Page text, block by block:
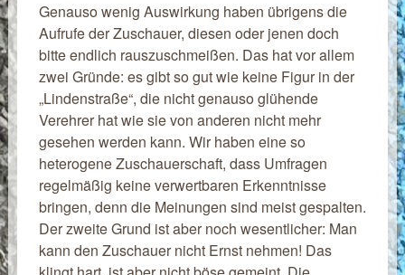
Genauso wenig Auswirkung haben übrigens die
Aufrufe der Zuschauer, diesen oder jenen doch
bitte endlich rauszuschmeißen. Das hat vor allem
zwei Gründe: es gibt so gut wie keine Figur in der
„Lindenstraße“, die nicht genauso glühende
Verehrer hat wie sie von anderen nicht mehr
gesehen werden kann. Wir haben eine so
heterogene Zuschauerschaft, dass Umfragen
regelmäßig keine verwertbaren Erkenntnisse
bringen, denn die Meinungen sind meist gespalten.
Der zweite Grund ist aber noch wesentlicher: Man
kann den Zuschauer nicht Ernst nehmen! Das